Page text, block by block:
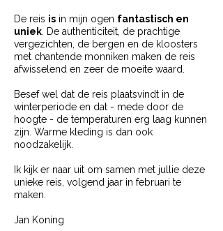
De reis is in mijn ogen fantastisch en
uniek . De authenticiteit, de prachtige
vergezichten, de bergen en de kloosters
met chantende monniken maken de reis
afwisselend en zeer de moeite waard.
Besef wel dat de reis plaatsvindt in de
winterperiode en dat - mede door de
hoogte - de temperaturen erg laag kunnen
zijn. Warme kleding is dan ook
noodzakelijk.
Ik kijk er naar uit om samen met jullie deze
unieke reis, volgend jaar in februari te
maken.
Jan Koning